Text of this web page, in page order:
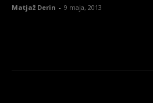
Matjaž Derin - 9 maja, 2013